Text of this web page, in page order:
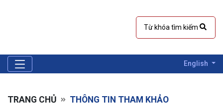
English
TRANG CHỦ THÔNG TIN THAM KHẢO